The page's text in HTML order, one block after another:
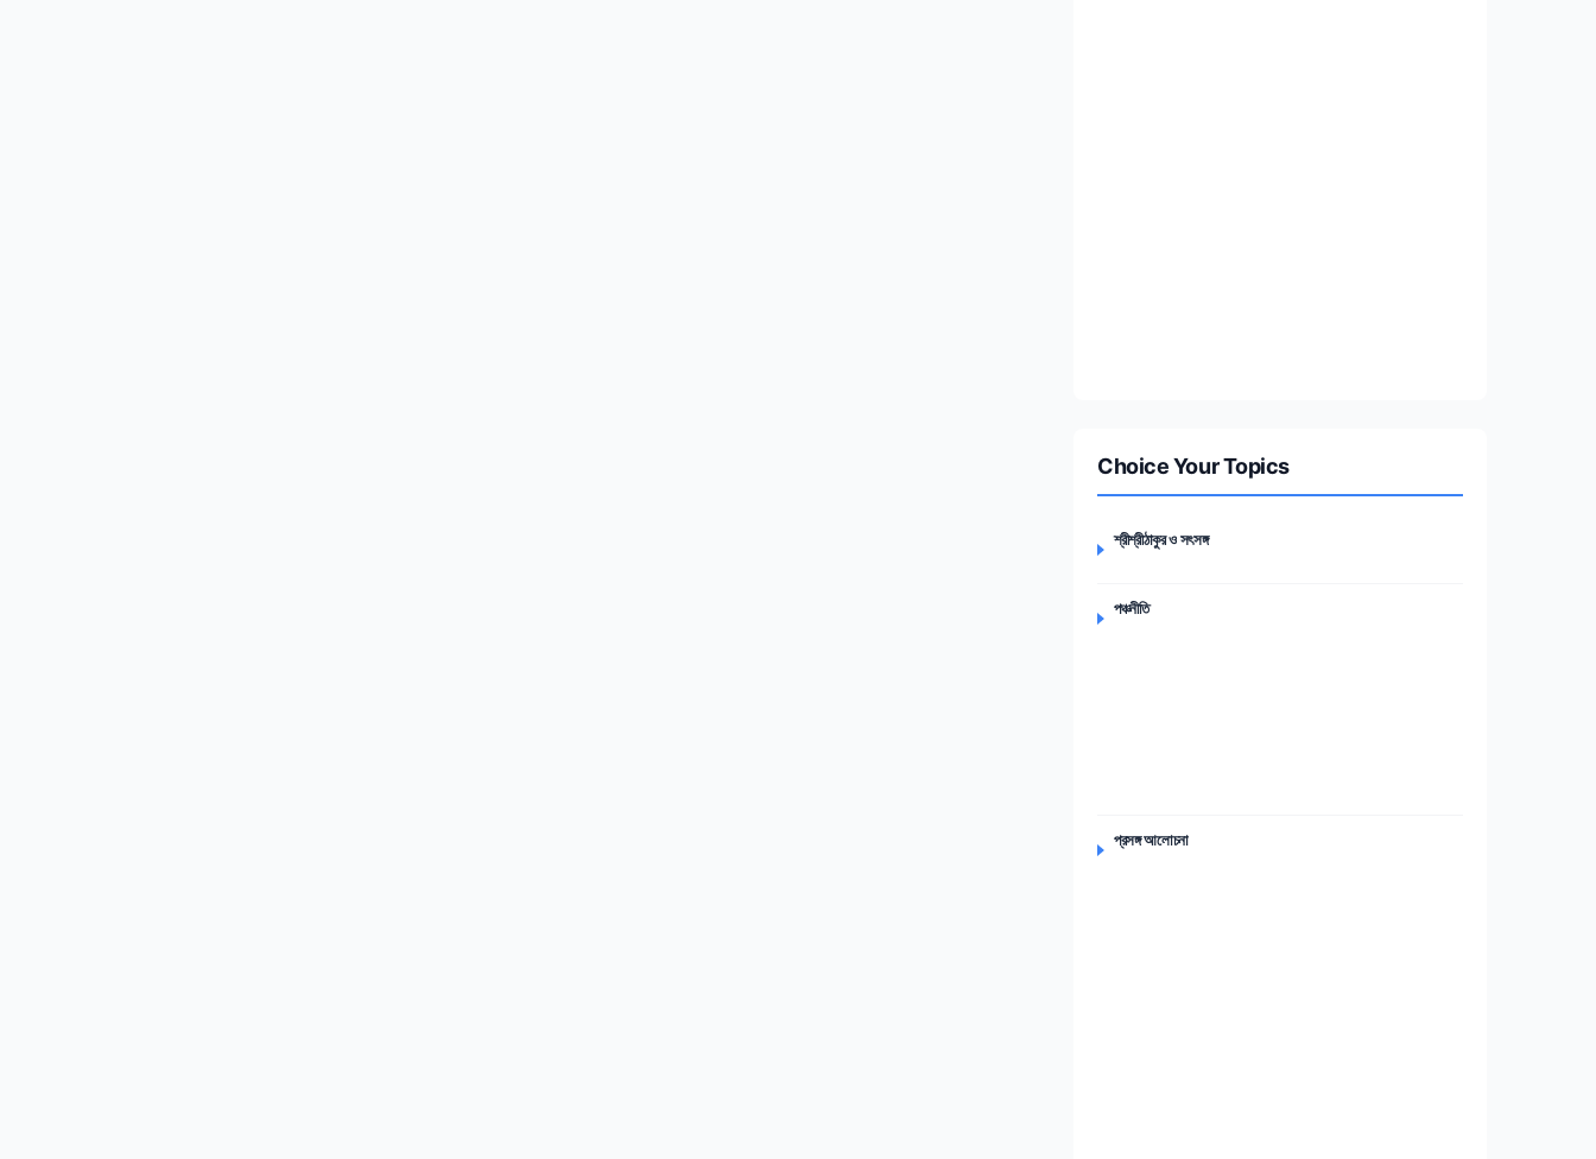
Choice Your Topics
শ্রীশ্রীঠাকুর ও সৎসঙ্গ
পঞ্চনীতি
প্রসঙ্গ আলোচনা